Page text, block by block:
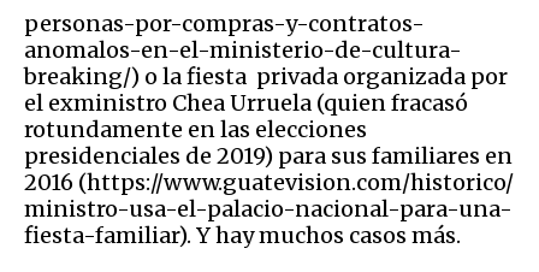
personas-por-compras-y-contratos-
anomalos-en-el-ministerio-de-cultura-
breaking/) o la fiesta privada organizada por
el exministro Chea Urruela (quien fracasó
rotundamente en las elecciones
presidenciales de 2019) para sus familiares en
2016 (https://www.guatevision.com/historico/
ministro-usa-el-palacio-nacional-para-una-
fiesta-familiar). Y hay muchos casos más.